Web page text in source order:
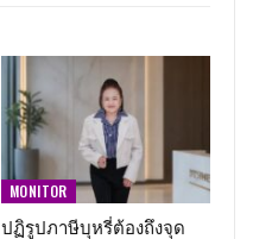
MONITOR
ปฏิรูปภาษีบุหรี่ต้องถึงจุด